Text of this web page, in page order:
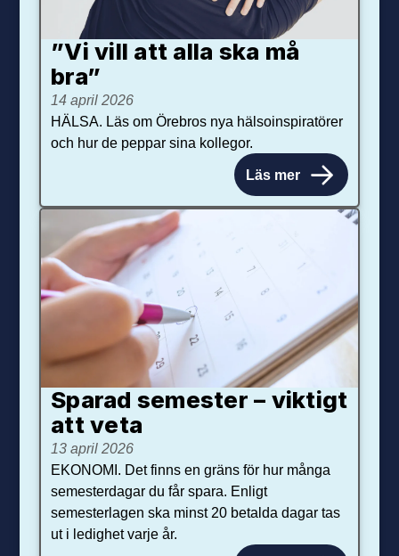
”Vi vill att alla ska må
bra”
14 april 2026
HÄLSA. Läs om Örebros nya hälsoinspiratörer
och hur de peppar sina kollegor.
Läs mer
Sparad semester – viktigt
att veta
13 april 2026
EKONOMI. Det finns en gräns för hur många
semesterdagar du får spara. Enligt
semesterlagen ska minst 20 betalda dagar tas
ut i ledighet varje år.